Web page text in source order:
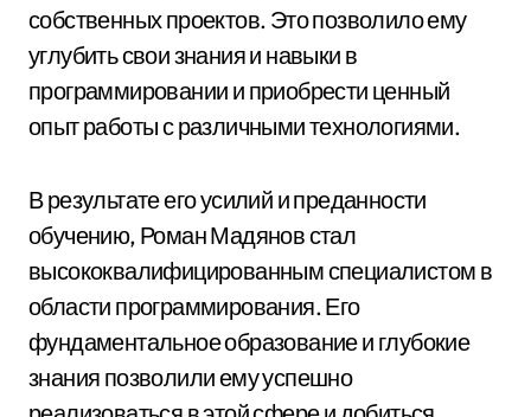
собственных проектов. Это позволило ему
углубить свои знания и навыки в
программировании и приобрести ценный
опыт работы с различными технологиями.
В результате его усилий и преданности
обучению, Роман Мадянов стал
высококвалифицированным специалистом в
области программирования. Его
фундаментальное образование и глубокие
знания позволили ему успешно